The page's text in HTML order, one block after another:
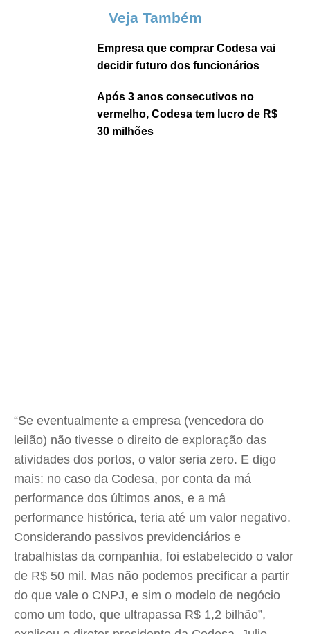
Veja Também
Empresa que comprar Codesa vai
decidir futuro dos funcionários
Após 3 anos consecutivos no
vermelho, Codesa tem lucro de R$
30 milhões
“Se eventualmente a empresa (vencedora do
leilão) não tivesse o direito de exploração das
atividades dos portos, o valor seria zero. E digo
mais: no caso da Codesa, por conta da má
performance dos últimos anos, e a má
performance histórica, teria até um valor negativo.
Considerando passivos previdenciários e
trabalhistas da companhia, foi estabelecido o valor
de R$ 50 mil. Mas não podemos precificar a partir
do que vale o CNPJ, e sim o modelo de negócio
como um todo, que ultrapassa R$ 1,2 bilhão”,